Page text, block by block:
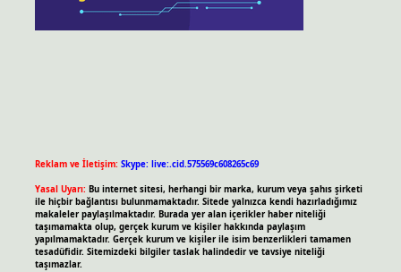
Reklam ve İletişim: Skype: live:.cid.575569c608265c69
Yasal Uyarı: Bu internet sitesi, herhangi bir marka, kurum veya şahıs şirketi
ile hiçbir bağlantısı bulunmamaktadır. Sitede yalnızca kendi hazırladığımız
makaleler paylaşılmaktadır. Burada yer alan içerikler haber niteliği
taşımamakta olup, gerçek kurum ve kişiler hakkında paylaşım
yapılmamaktadır. Gerçek kurum ve kişiler ile isim benzerlikleri tamamen
tesadüfidir. Sitemizdeki bilgiler taslak halindedir ve tavsiye niteliği
taşımazlar.